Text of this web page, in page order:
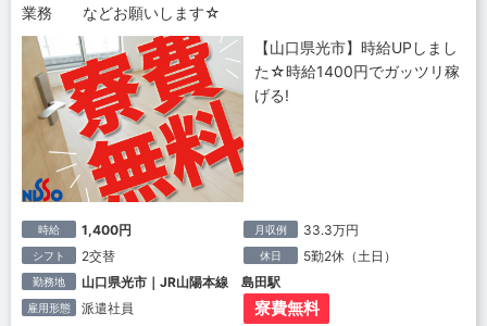
業務 などお願いします☆
【山口県光市】時給UPしまし
た☆時給1400円でガッツリ稼
げる!
時給 1,400円 月収例 33.3万円
シフト 2交替 休日 5勤2休（土日）
勤務地 山口県光市｜JR山陽本線 島田駅
雇用形態 派遣社員 寮費無料